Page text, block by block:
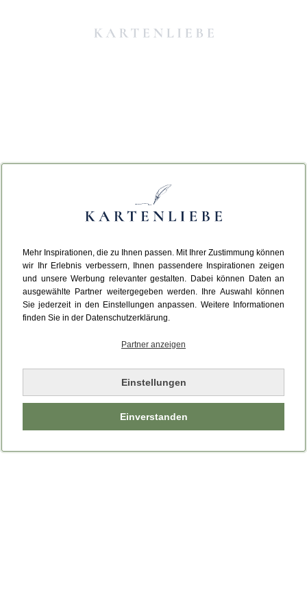
Mehr Inspirationen, die zu Ihnen passen. Mit Ihrer Zustimmung können
wir Ihr Erlebnis verbessern, Ihnen passendere Inspirationen zeigen
und unsere Werbung relevanter gestalten. Dabei können Daten an
ausgewählte Partner weitergegeben werden. Ihre Auswahl können
Sie jederzeit in den Einstellungen anpassen. Weitere Informationen
finden Sie in der Datenschutzerklärung.
Partner anzeigen
Einstellungen
Einverstanden
Da ist etwas schiefgelaufen.
Leider ist ein technischer Fehler aufgetreten.
Bitte laden Sie die Seite neu.